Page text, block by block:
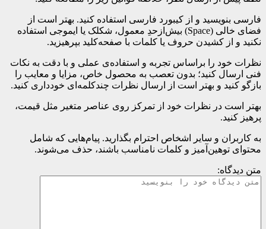
فارسی بنویسید و از کیبورد فارسی استفاده کنید. بهتر است از
فضای خالی (Space) بیش‌از‌حدِ معمول، شکلک یا ایموجی استفاده
نکنید و از کشیدن حروف یا کلمات با صفحه‌کلید بپرهیزید.
نظرات خود را براساس تجربه و استفاده‌ی عملی و با دقت به نکات
فنی ارسال کنید؛ بدون تعصب به محصول خاص، مزایا و معایب را
بازگو کنید و بهتر است از ارسال نظرات چندکلمه‌‌ای خودداری کنید.
بهتر است در نظرات خود از تمرکز روی عناصر متغیر مثل قیمت،
پرهیز کنید.
به کاربران و سایر اشخاص احترام بگذارید. پیام‌هایی که شامل
محتوای توهین‌آمیز و کلمات نامناسب باشند، حذف می‌شوند.
متن دیدگاه: